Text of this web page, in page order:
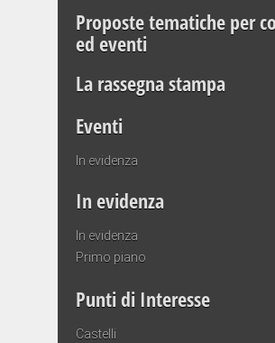
Proposte tematiche per
ed eventi
La rassegna stampa
Eventi
In evidenza
In evidenza
In evidenza
Primo piano
Punti di Interesse
Castelli